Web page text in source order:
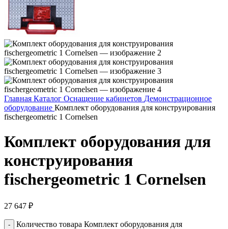
Главная Каталог Оснащение кабинетов Демонстрационное
оборудование Комплект оборудования для конструирования
fischergeometric 1 Cornelsen
Комплект оборудования для
конструирования
fischergeometric 1 Cornelsen
27 647 ₽
Количество товара Комплект оборудования для